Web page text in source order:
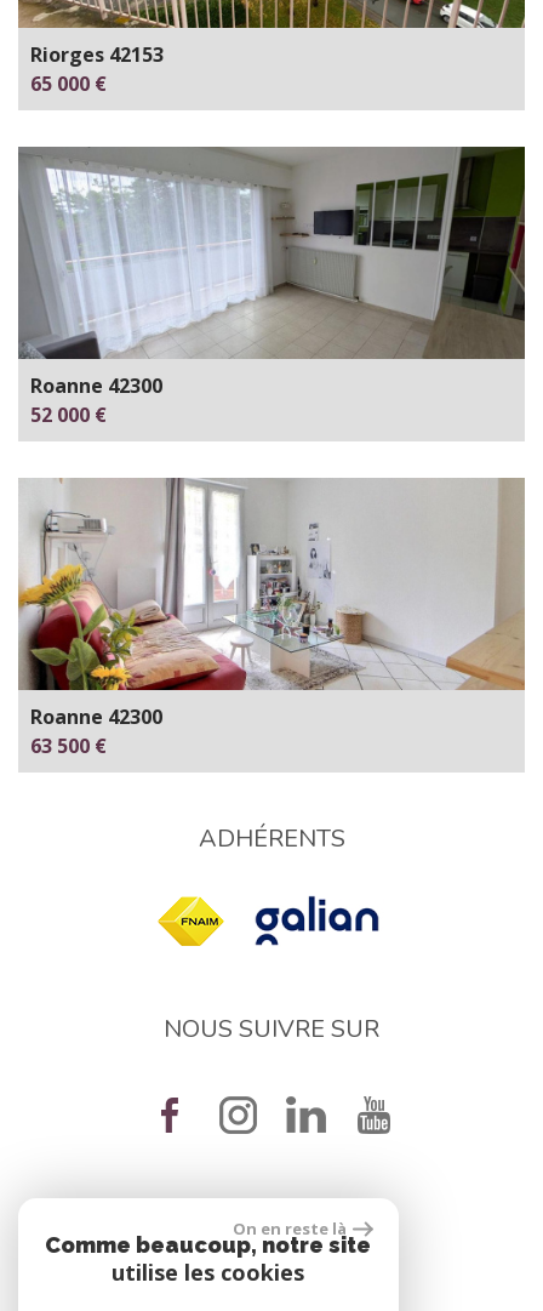
Riorges 42153
65 000 €
Roanne 42300
52 000 €
Roanne 42300
63 500 €
ADHÉRENTS
NOUS SUIVRE SUR
réalisé par
On en reste là
Comme beaucoup, notre site
utilise les cookies